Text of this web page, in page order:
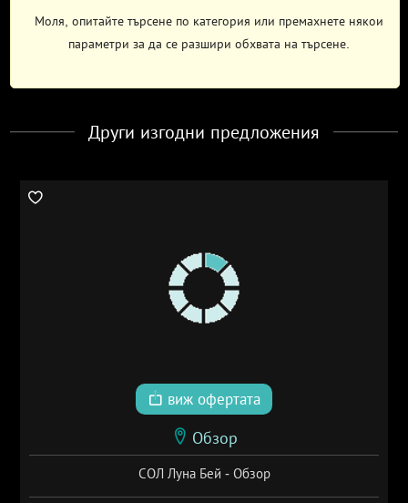
Моля, опитайте търсене по категория или премахнете някои
параметри за да се разшири обхвата на търсене.
Други изгодни предложения
виж офертата
Обзор
СОЛ Луна Бей - Обзор